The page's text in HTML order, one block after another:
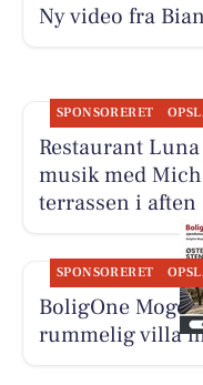
Ny video fra
SPONSORERET
Restaurant
musik med
terrassen i aften
SPONSORERET
BoligOne
rummelig villa